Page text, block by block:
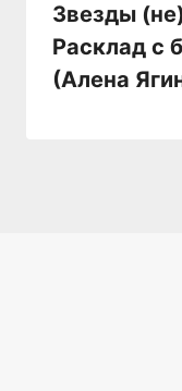
Звезды
Расклад с
(Алена